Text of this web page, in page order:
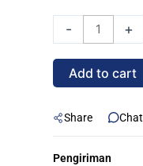
-
Liquid
CPU
Cooler
Hitam
+
Add to cart
Share Chat
Pengiriman